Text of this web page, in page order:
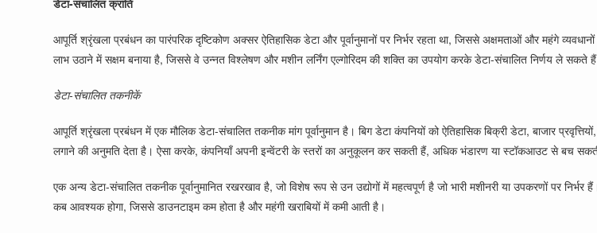
डेटा-संचालित क्रांति
आपूर्ति श्रृंखला प्रबंधन का पारंपरिक दृष्टिकोण अक्सर ऐतिहासिक डेटा और पूर्वानुमानों पर निर्भर रहता था, जिससे अक्षमताओं और महंगे
लाभ उठाने में सक्षम बनाया है, जिससे वे उन्नत विश्लेषण और मशीन लर्निंग एल्गोरिदम की शक्ति का उपयोग करके डेटा-संचालित निर्णय ले सकते
डेटा-संचालित तकनीकें
आपूर्ति श्रृंखला प्रबंधन में एक मौलिक डेटा-संचालित तकनीक मांग पूर्वानुमान है। बिग डेटा कंपनियों को ऐतिहासिक बिक्री डेटा, बाजार
लगाने की अनुमति देता है। ऐसा करके, कंपनियाँ अपनी इन्वेंटरी के स्तरों का अनुकूलन कर सकती हैं, अधिक भंडारण या स्टॉकआउट से बच सकती
एक अन्य डेटा-संचालित तकनीक पूर्वानुमानित रखरखाव है, जो विशेष रूप से उन उद्योगों में महत्वपूर्ण है जो भारी मशीनरी या उपकरणों पर
कब आवश्यक होगा, जिससे डाउनटाइम कम होता है और महंगी खराबियों में कमी आती है।